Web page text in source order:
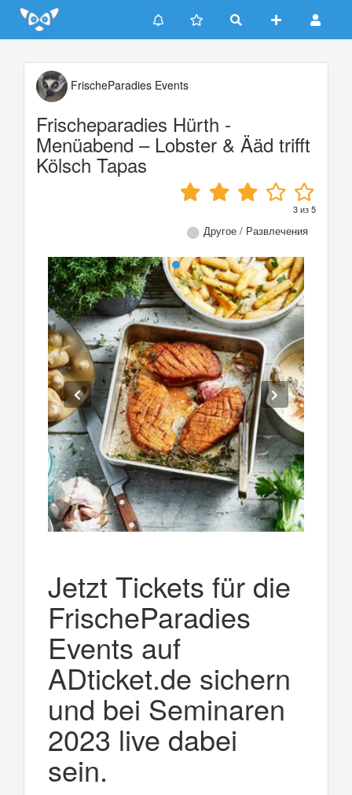
Update cookies preferences
FrischeParadies Events
Frischeparadies Hürth -
Menüabend – Lobster & Ääd trifft
Kölsch Tapas
3из5
Другое / Развлечения
Jetzt Tickets für die
FrischeParadies
Events auf
ADticket.de sichern
und bei Seminaren
2023 live dabei
sein.